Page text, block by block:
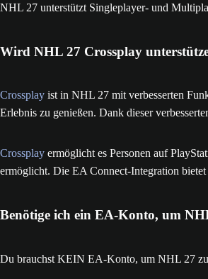
NHL 27 unterstützt Singleplayer- und
Wird NHL 27 Crossplay
Crossplay ist in NHL 27 mit verbesserten
Erlebnis zu genießen. Dank dieser
Crossplay ermöglicht es Personen auf
ermöglicht. Die EA Connect-Integration
Benötige ich ein EA-Konto, um
Du brauchst KEIN EA-Konto, um NHL 27